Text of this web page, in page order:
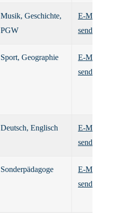
Musik, Geschichte,
PGW
E-Mail
senden
Sport, Geographie
E-Mail
senden
Deutsch, Englisch
E-Mail
senden
Sonderpädagoge
E-Mail
senden